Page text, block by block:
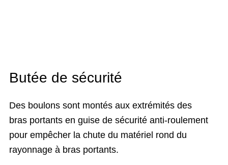
Butée de sécurité
Des boulons sont montés aux extrémités des
bras portants en guise de sécurité anti-roulement
pour empêcher la chute du matériel rond du
rayonnage à bras portants.